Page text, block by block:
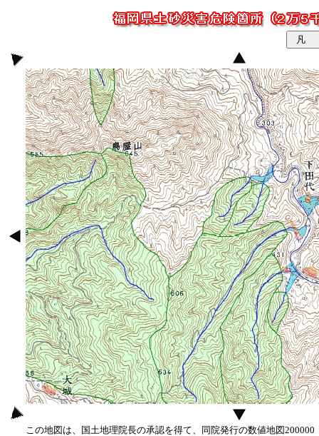
この地図は、国土地理院長の承認を得て、同院発行の数値地図